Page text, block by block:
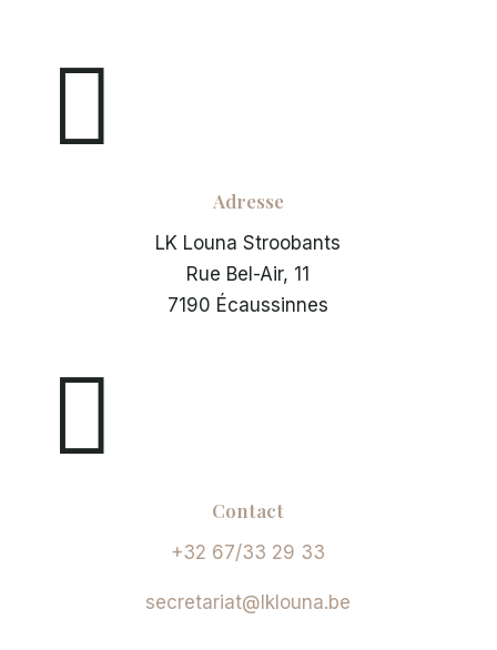

Adresse
LK Louna Stroobants
Rue Bel-Air, 11
7190 Écaussinnes

Contact
+32 67/33 29 33
secretariat@lklouna.be